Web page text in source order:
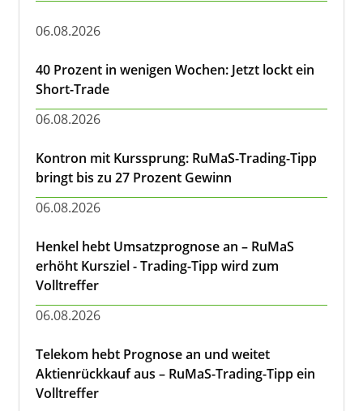
06.08.2026
40 Prozent in wenigen Wochen: Jetzt lockt ein
Short-Trade
06.08.2026
Kontron mit Kurssprung: RuMaS-Trading-Tipp
bringt bis zu 27 Prozent Gewinn
06.08.2026
Henkel hebt Umsatzprognose an – RuMaS
erhöht Kursziel - Trading-Tipp wird zum
Volltreffer
06.08.2026
Telekom hebt Prognose an und weitet
Aktienrückkauf aus – RuMaS-Trading-Tipp ein
Volltreffer